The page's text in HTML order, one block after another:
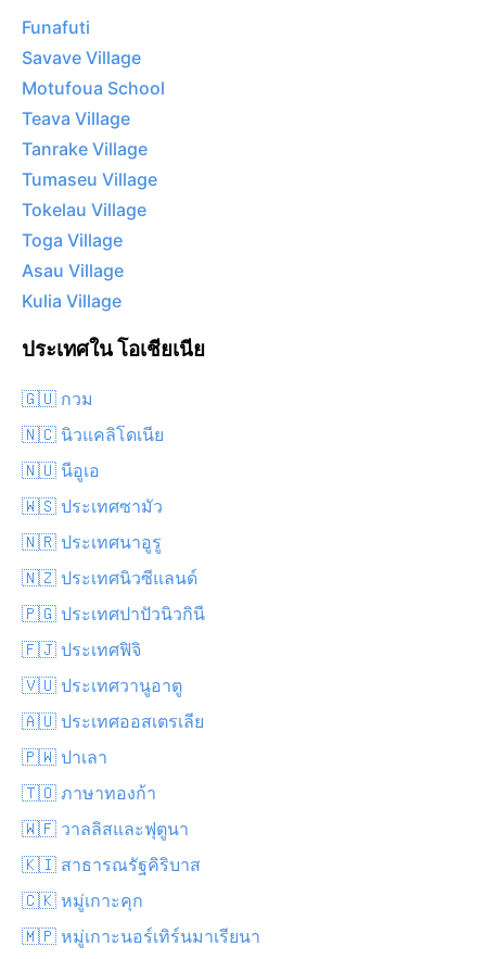
Funafuti
Savave Village
Motufoua School
Teava Village
Tanrake Village
Tumaseu Village
Tokelau Village
Toga Village
Asau Village
Kulia Village
ประเทศใน โอเชียเนีย
🇬🇺 กวม
🇳🇨 นิวแคลิโดเนีย
🇳🇺 นีอูเอ
🇼🇸 ประเทศซามัว
🇳🇷 ประเทศนาอูรู
🇳🇿 ประเทศนิวซีแลนด์
🇵🇬 ประเทศปาปัวนิวกินี
🇫🇯 ประเทศฟิจิ
🇻🇺 ประเทศวานูอาตู
🇦🇺 ประเทศออสเตรเลีย
🇵🇼 ปาเลา
🇹🇴 ภาษาทองก้า
🇼🇫 วาลลิสและฟุตูนา
🇰🇮 สาธารณรัฐคิริบาส
🇨🇰 หมู่เกาะคุก
🇲🇵 หมู่เกาะนอร์เทิร์นมาเรียนา